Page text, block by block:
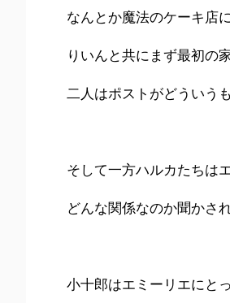
なんとか魔法のケーキ店
りいんと共にまず最初の
二人はポストがどういう
そして一方ハルカたちは
どんな関係なのか聞かさ
小十郎はエミーリエにと